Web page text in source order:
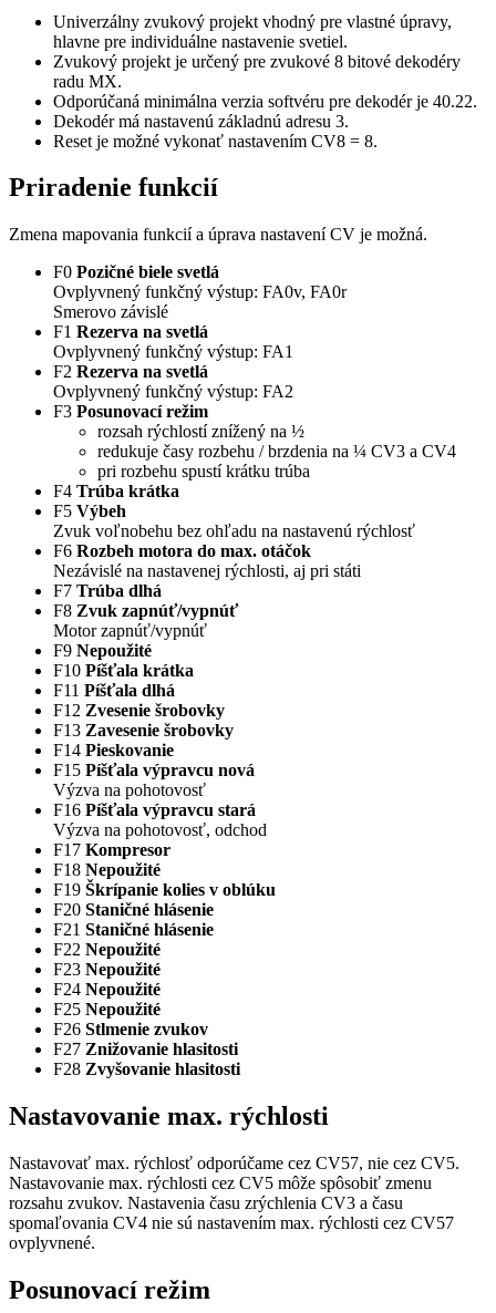
Univerzálny zvukový projekt vhodný pre vlastné úpravy,
hlavne pre individuálne nastavenie svetiel.
Zvukový projekt je určený pre zvukové 8 bitové dekodéry
radu MX.
Odporúčaná minimálna verzia softvéru pre dekodér je 40.22.
Dekodér má nastavenú základnú adresu 3.
Reset je možné vykonať nastavením CV8 = 8.
Priradenie funkcií
Zmena mapovania funkcií a úprava nastavení CV je možná.
F0 Pozičné biele svetlá
Ovplyvnený funkčný výstup: FA0v, FA0r
Smerovo závislé
F1 Rezerva na svetlá
Ovplyvnený funkčný výstup: FA1
F2 Rezerva na svetlá
Ovplyvnený funkčný výstup: FA2
F3 Posunovací režim
rozsah rýchlostí znížený na ½
redukuje časy rozbehu / brzdenia na ¼ CV3 a CV4
pri rozbehu spustí krátku trúba
F4 Trúba krátka
F5 Výbeh
Zvuk voľnobehu bez ohľadu na nastavenú rýchlosť
F6 Rozbeh motora do max. otáčok
Nezávislé na nastavenej rýchlosti, aj pri státi
F7 Trúba dlhá
F8 Zvuk zapnúť/vypnúť
Motor zapnúť/vypnúť
F9 Nepoužité
F10 Píšťala krátka
F11 Píšťala dlhá
F12 Zvesenie šrobovky
F13 Zavesenie šrobovky
F14 Pieskovanie
F15 Píšťala výpravcu nová
Výzva na pohotovosť
F16 Píšťala výpravcu stará
Výzva na pohotovosť, odchod
F17 Kompresor
F18 Nepoužité
F19 Škrípanie kolies v oblúku
F20 Staničné hlásenie
F21 Staničné hlásenie
F22 Nepoužité
F23 Nepoužité
F24 Nepoužité
F25 Nepoužité
F26 Stlmenie zvukov
F27 Znižovanie hlasitosti
F28 Zvyšovanie hlasitosti
Nastavovanie max. rýchlosti
Nastavovať max. rýchlosť odporúčame cez CV57, nie cez CV5.
Nastavovanie max. rýchlosti cez CV5 môže spôsobiť zmenu
rozsahu zvukov. Nastavenia času zrýchlenia CV3 a času
spomaľovania CV4 nie sú nastavením max. rýchlosti cez CV57
ovplyvnené.
Posunovací režim